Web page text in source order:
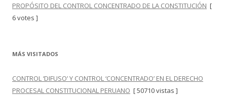
PROPÓSITO DEL CONTROL CONCENTRADO DE LA CONSTITUCIÓN [
6 votes ]
MÁS VISITADOS
CONTROL ‘DIFUSO’ Y CONTROL ‘CONCENTRADO’ EN EL DERECHO
PROCESAL CONSTITUCIONAL PERUANO [ 50710 vistas ]